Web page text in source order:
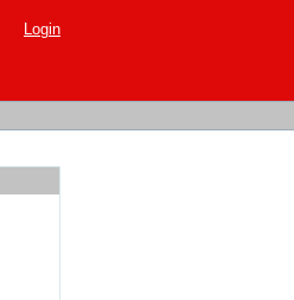
Login